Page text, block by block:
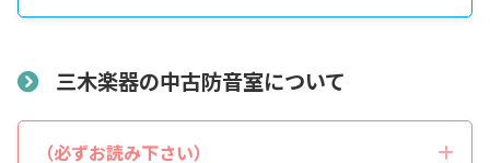
税込価格合計*
三木楽器の中古防音室について
（必ずお読み下さい）